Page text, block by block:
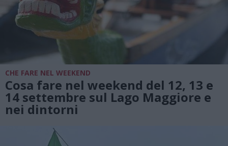
CHE FARE NEL WEEKEND
Cosa fare nel weekend del 12, 13 e
14 settembre sul Lago Maggiore e
nei dintorni